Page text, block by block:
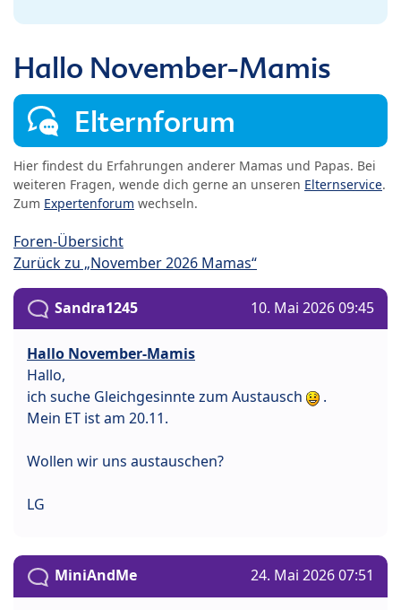
Hallo November-Mamis
Elternforum
Hier findest du Erfahrungen anderer Mamas und Papas. Bei
weiteren Fragen, wende dich gerne an unseren Elternservice.
Zum Expertenforum wechseln.
Foren-Übersicht
Zurück zu „November 2026 Mamas“
Sandra1245 10. Mai 2026 09:45
Hallo November-Mamis
Hallo,
ich suche Gleichgesinnte zum Austausch
.
Mein ET ist am 20.11.
Wollen wir uns austauschen?
LG
MiniAndMe 24. Mai 2026 07:51